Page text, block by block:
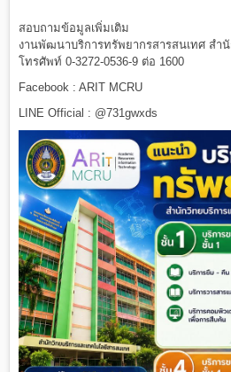
สอบถามข้อมูลเพิ่มเติม
งานพัฒนาบริการทรัพยากรสารสนเทศ สำ
โทรศัพท์ 0-3272-0536-9 ต่อ 1600
Facebook : ARIT MCRU
LINE Official : @731gwxds